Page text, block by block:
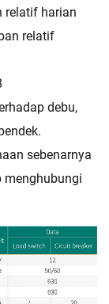
relatif harian
relatif
debu,
sebenarnya
menghubungi